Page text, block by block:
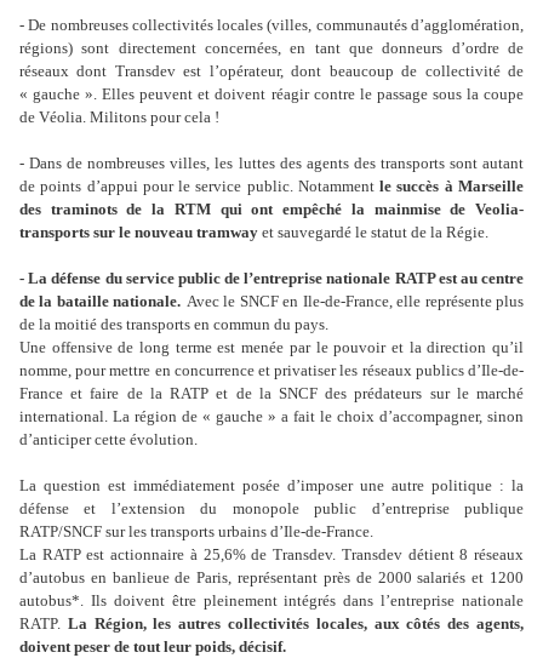
- De nombreuses collectivités locales (villes, communautés d’agglomération,
régions) sont directement concernées, en tant que donneurs d’ordre de
réseaux dont Transdev est l’opérateur, dont beaucoup de collectivité de
« gauche ». Elles peuvent et doivent réagir contre le passage sous la coupe
de Véolia. Militons pour cela !
- Dans de nombreuses villes, les luttes des agents des transports sont autant
de points d’appui pour le service public. Notammentle succès à Marseille
des traminots de la RTM qui ont empêché la mainmise de Veolia-
transports sur le nouveau tramway et sauvegardé le statut de la Régie.
- La défense du service public de l’entreprise nationale RATP est au centre
de la bataille nationale. Avec le SNCF en Ile-de-France, elle représente plus
de la moitié des transports en commun du pays.
Une offensive de long terme est menée par le pouvoir et la direction qu’il
nomme, pour mettre en concurrence et privatiser les réseaux publics d’Ile-de-
France et faire de la RATP et de la SNCF des prédateurs sur le marché
international. La région de « gauche » a fait le choix d’accompagner, sinon
d’anticiper cette évolution.
La question est immédiatement posée d’imposer une autre politique : la
défense et l’extension du monopole public d’entreprise publique
RATP/SNCF sur les transports urbains d’Ile-de-France.
La RATP est actionnaire à 25,6% de Transdev. Transdev détient 8 réseaux
d’autobus en banlieue de Paris, représentant près de 2000 salariés et 1200
autobus*. Ils doivent être pleinement intégrés dans l’entreprise nationale
RATP. La Région, les autres collectivités locales, aux côtés des agents,
doivent peser de tout leur poids, décisif.